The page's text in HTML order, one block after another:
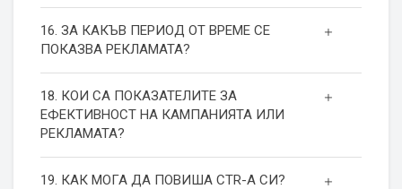
16. ЗА КАКЪВ ПЕРИОД ОТ ВРЕМЕ СЕ
ПОКАЗВА РЕКЛАМАТА?
18. КОИ СА ПОКАЗАТЕЛИТЕ ЗА
ЕФЕКТИВНОСТ НА КАМПАНИЯТА ИЛИ
РЕКЛАМАТА?
19. КАК МОГА ДА ПОВИША СТR-А СИ?